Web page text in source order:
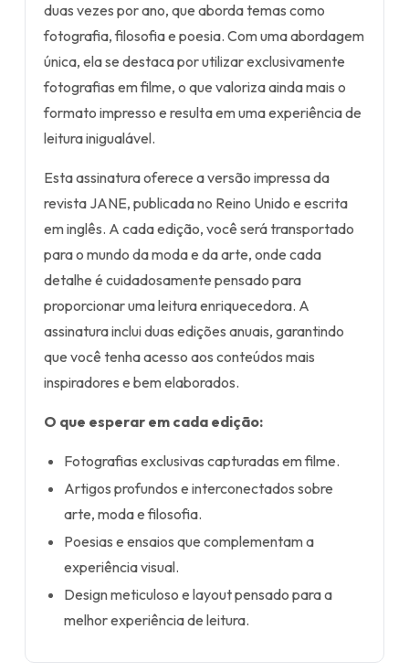
duas vezes por ano, que aborda temas como
fotografia, filosofia e poesia. Com uma abordagem
única, ela se destaca por utilizar exclusivamente
fotografias em filme, o que valoriza ainda mais o
formato impresso e resulta em uma experiência de
leitura inigualável.
Esta assinatura oferece a versão impressa da
revista JANE, publicada no Reino Unido e escrita
em inglês. A cada edição, você será transportado
para o mundo da moda e da arte, onde cada
detalhe é cuidadosamente pensado para
proporcionar uma leitura enriquecedora. A
assinatura inclui duas edições anuais, garantindo
que você tenha acesso aos conteúdos mais
inspiradores e bem elaborados.
O que esperar em cada edição:
Fotografias exclusivas capturadas em filme.
Artigos profundos e interconectados sobre
arte, moda e filosofia.
Poesias e ensaios que complementam a
experiência visual.
Design meticuloso e layout pensado para a
melhor experiência de leitura.